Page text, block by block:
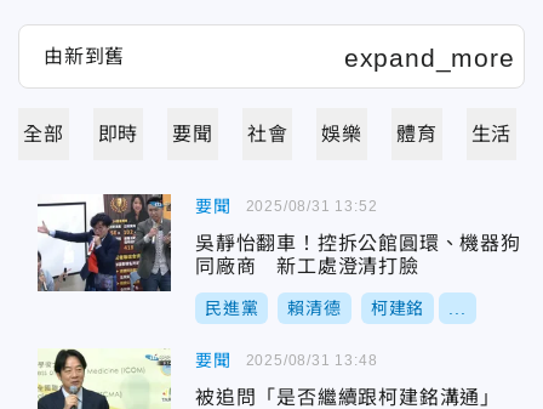
全部 即時 要聞 社會 娛樂 體育 生活
要聞
吳靜怡翻車！控拆公館圓環、機器狗
同廠商 新工處澄清打臉
民進黨 賴清德 柯建銘
2025/08/31 13:52
要聞
被追問「是否繼續跟柯建銘溝通」
2025/08/31 13:48